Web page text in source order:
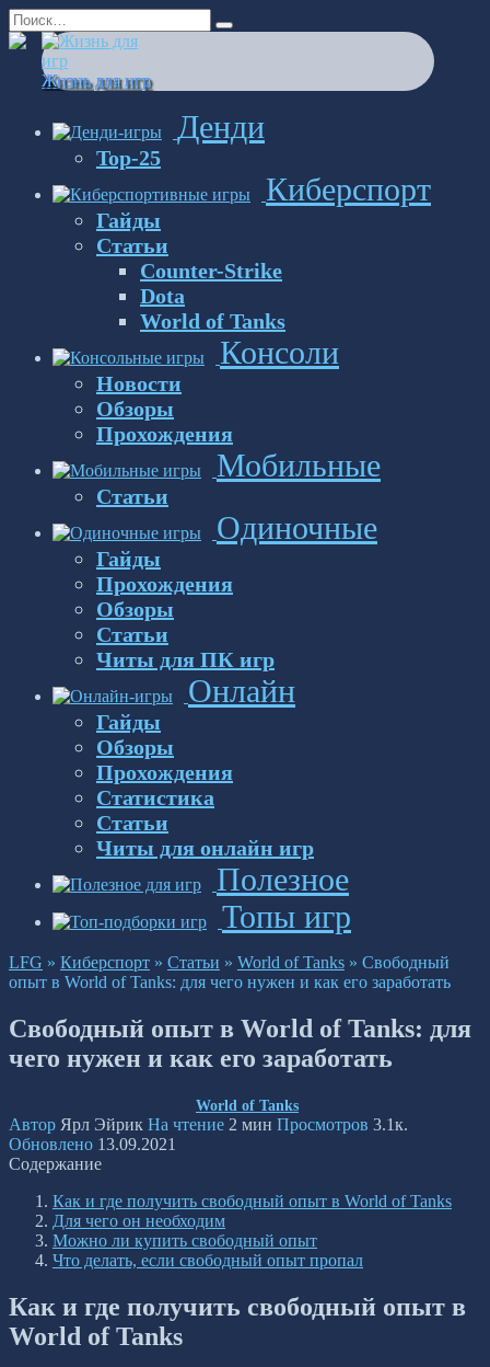
Перейти
к
содержанию
Search
for:
Жизнь для игр
Денди
Top-25
Киберспорт
Гайды
Статьи
Counter-Strike
Dota
World of Tanks
Консоли
Новости
Обзоры
Прохождения
Мобильные
Статьи
Одиночные
Гайды
Прохождения
Обзоры
Статьи
Читы для ПК игр
Онлайн
Гайды
Обзоры
Прохождения
Статистика
Статьи
Читы для онлайн игр
Полезное
Топы игр
LFG » Киберспорт » Статьи » World of Tanks » Свободный
опыт в World of Tanks: для чего нужен и как его заработать
Свободный опыт в World of Tanks: для
чего нужен и как его заработать
World of Tanks
Автор Ярл Эйрик На чтение 2 мин Просмотров 3.1к.
Обновлено 13.09.2021
Содержание
Как и где получить свободный опыт в World of Tanks
Для чего он необходим
Можно ли купить свободный опыт
Что делать, если свободный опыт пропал
Как и где получить свободный опыт в
World of Tanks